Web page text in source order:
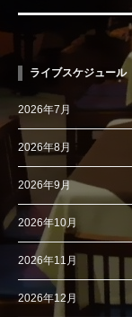
ライブスケジュール
2026年7月
2026年8月
2026年9月
2026年10月
2026年11月
2026年12月